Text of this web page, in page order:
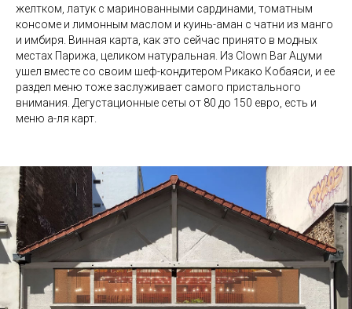
желтком, латук с маринованными сардинами, томатным
консоме и лимонным маслом и куинь-аман с чатни из манго
и имбиря. Винная карта, как это сейчас принято в модных
местах Парижа, целиком натуральная. Из Clown Bar Ацуми
ушел вместе со своим шеф-кондитером Рикако Кобаяси, и ее
раздел меню тоже заслуживает самого пристального
внимания. Дегустационные сеты от 80 до 150 евро, есть и
меню а-ля карт.